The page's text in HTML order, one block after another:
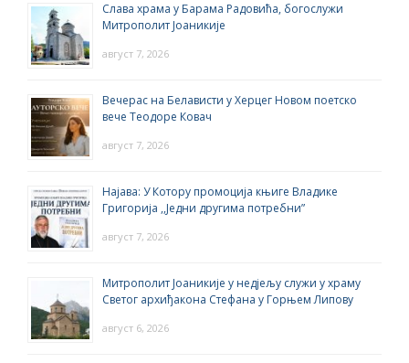
Слава храма у Барама Радовића, богослужи
Митрополит Јоаникије
август 7, 2026
Вечерас на Белависти у Херцег Новом поетско
вече Теодоре Ковач
август 7, 2026
Најава: У Котору промоција књиге Владике
Григорија ,,Једни другима потребни”
август 7, 2026
Митрополит Јоаникије у недјељу служи у храму
Светог архиђакона Стефана у Горњем Липову
август 6, 2026